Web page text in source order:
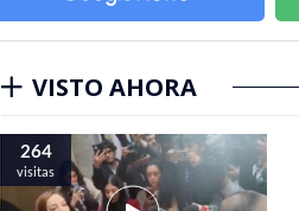
VISTO AHORA
264
visitas